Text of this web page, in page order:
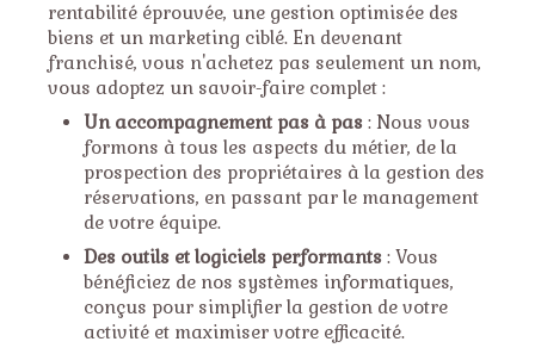
rentabilité éprouvée, une gestion optimisée des
biens et un marketing ciblé. En devenant
franchisé, vous n'achetez pas seulement un nom,
vous adoptez un savoir-faire complet :
Un accompagnement pas à pas : Nous vous
formons à tous les aspects du métier, de la
prospection des propriétaires à la gestion des
réservations, en passant par le management
de votre équipe.
Des outils et logiciels performants : Vous
bénéficiez de nos systèmes informatiques,
conçus pour simplifier la gestion de votre
activité et maximiser votre efficacité.